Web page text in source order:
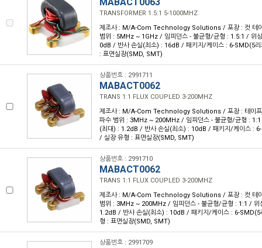
TRANSFORMER 1.5:1 5-1000MHZ
제조사 : M/A-Com Technology Solutions / 포장 : 컷 테
범위 : 5MHz ~ 1GHz / 임피던스 - 불균형/균형 : 1.5:1 / 위
0dB / 반사 손실(최소) : 16dB / 패키지/케이스 : 6-SMD(5리
: 표면실장(SMD, SMT)
상품번호 : 2991711
MABACT0062
TRANS 1:1 FLUX COUPLED 3-200MHZ
제조사 : M/A-Com Technology Solutions / 포장 : 테이
파수 범위 : 3MHz ~ 200MHz / 임피던스 - 불균형/균형 :
(최대) : 1.2dB / 반사 손실(최소) : 10dB / 패키지/케이스 :
/ 실장 유형 : 표면실장(SMD, SMT)
상품번호 : 2991710
MABACT0062
TRANS 1:1 FLUX COUPLED 3-200MHZ
제조사 : M/A-Com Technology Solutions / 포장 : 컷 테
범위 : 3MHz ~ 200MHz / 임피던스 - 불균형/균형 : 1:1 / 위
1.2dB / 반사 손실(최소) : 10dB / 패키지/케이스 : 6-SMD(5
형 : 표면실장(SMD, SMT)
상품번호 : 2991709